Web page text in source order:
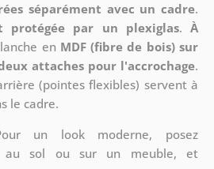
séparément avec un cadre.
protégée par un plexiglas.À
en MDF (fibre de bois) sur
attaches pour l'accrochage.
(pointes flexibles) servent à
le cadre.
un look moderne, posez
au sol ou sur un meuble, et